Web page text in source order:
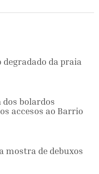
degradado da praia
dos bolardos
accesos ao Barrio
mostra de debuxos